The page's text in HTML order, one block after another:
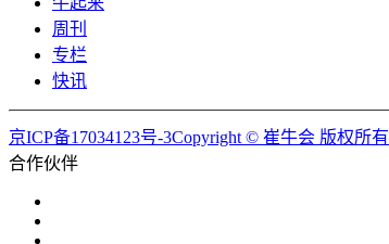
周刊
专栏
快讯
京ICP备17034123号-3Copyright © 崔牛会 版权所有
合作伙伴